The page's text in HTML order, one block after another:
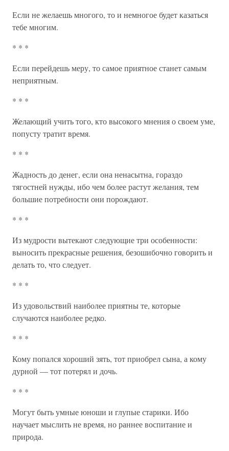
Если не желаешь многого, то и немногое будет казаться
тебе многим.
* * *
Если перейдешь меру, то самое приятное станет самым
неприятным.
* * *
Желающий учить того, кто высокого мнения о своем уме,
попусту тратит время.
* * *
Жадность до денег, если она ненасытна, гораздо
тягостней нужды, ибо чем более растут желания, тем
большие потребности они порождают.
* * *
Из мудрости вытекают следующие три особенности:
выносить прекрасные решения, безошибочно говорить и
делать то, что следует.
* * *
Из удовольствий наиболее приятны те, которые
случаются наиболее редко.
* * *
Кому попался хороший зять, тот приобрел сына, а кому
дурной — тот потерял и дочь.
* * *
Могут быть умные юноши и глупые старики. Ибо
научает мыслить не время, но раннее воспитание и
природа.